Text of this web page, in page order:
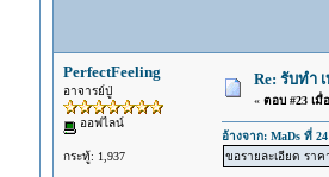
PerfectFeeling
อาจารย์ปู่
ออฟไลน์
กระทู้: 1,937
Re: รับทำ
« ตอบ #23 เมื่
อ้างจาก: MaDs ที่
ขอรายละเอียด ราค